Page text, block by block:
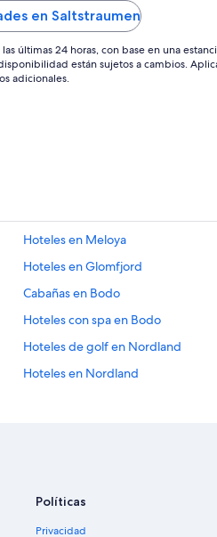
en Saltstraumen
últimas 24 horas, con base en una
están sujetos a cambios.
adicionales.
Hoteles en Meloya
Hoteles en Glomfjord
Cabañas en Bodo
Hoteles con spa en Bodo
Hoteles de golf en Nordland
Hoteles en Nordland
Políticas
Privacidad